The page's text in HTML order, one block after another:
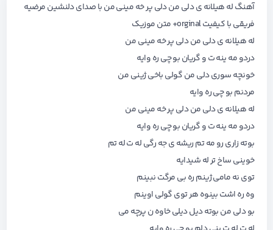
آهنگ له هیلانه ی دلی من دلی پر خه مینی من با صدای دلنشین مرضیه
فریقی با کیفیت orginal+ متن موزیک
له هیلانه ی دلی من دلی پر خه مینی من
دردو مه ینه ت و گریان بو چی ره وایه
خونچه سوری دلی من گولی باخی ژینی من
مردنم بو چی ره وایه
له هیلانه ی دلی من دلی پر خه مینی من
دردو مه ینه ت و گریان بو چی ره وایه
بوته زاری رو مه تم ریشه ی جه رگی له ت له تم
خوینی ساخ تر له شیدایه
توی نه مامی ژینم ره بی مرگت نبینم
وه ره اشت بینوه هر توی گولی اوینم
بو دلی من بوته دیل دیلی خاوه ن پرچه می